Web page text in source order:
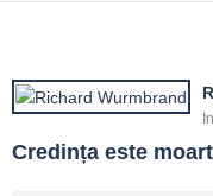
Credința este